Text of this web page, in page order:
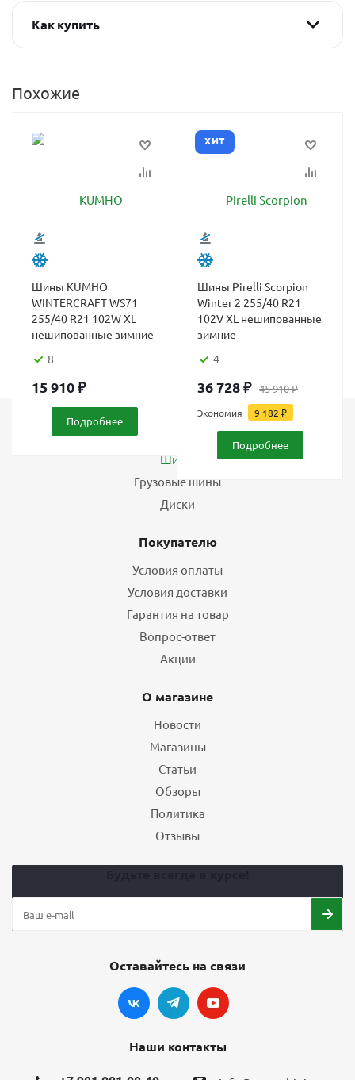
Как купить
Похожие
Шины KUMHO
WINTERCRAFT WS71
255/40 R21 102W XL
нешипованные зимние
8
15 910₽
Подробнее
ХИТ
Шины Pirelli Scorpion
Winter 2 255/40 R21
102V XL нешипованные
зимние
4
36 728₽ 45 910₽
Экономия 9 182 ₽
Подробнее
Шины
Грузовые шины
Диски
Покупателю
Условия оплаты
Условия доставки
Гарантия на товар
Вопрос-ответ
Акции
О магазине
Новости
Магазины
Статьи
Обзоры
Политика
Отзывы
Оставайтесь на связи
Наши контакты